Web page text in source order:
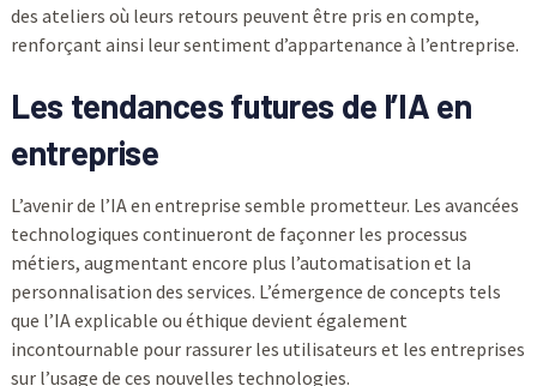
des ateliers où leurs retours peuvent être pris en compte,
renforçant ainsi leur sentiment d’appartenance à l’entreprise.
Les tendances futures de l’IA en
entreprise
L’avenir de l’IA en entreprise semble prometteur. Les avancées
technologiques continueront de façonner les processus
métiers, augmentant encore plus l’automatisation et la
personnalisation des services. L’émergence de concepts tels
que l’IA explicable ou éthique devient également
incontournable pour rassurer les utilisateurs et les entreprises
sur l’usage de ces nouvelles technologies.